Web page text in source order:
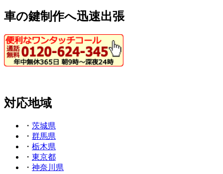
車の鍵制作へ迅速出張
対応地域
・ 茨城県
・ 群馬県
・ 栃木県
・ 東京都
・ 神奈川県